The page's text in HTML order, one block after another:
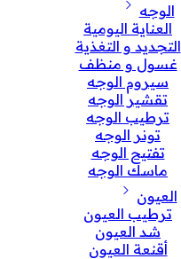
الوجه
العناية اليومية
التجديد و التغذية
غسول و منظف
سيروم الوجه
تقشير الوجه
ترطيب الوجه
تونر الوجه
تفتيح الوجه
ماسك الوجه
العيون
ترطيب العيون
شد العيون
أقنعة العيون